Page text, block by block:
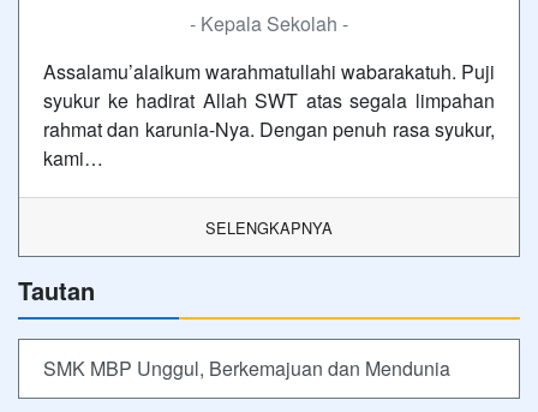
- Kepala Sekolah -
Assalamu’alaikum warahmatullahi wabarakatuh. Puji
syukur ke hadirat Allah SWT atas segala limpahan
rahmat dan karunia-Nya. Dengan penuh rasa syukur,
kami…
SELENGKAPNYA
Tautan
SMK MBP Unggul, Berkemajuan dan Mendunia